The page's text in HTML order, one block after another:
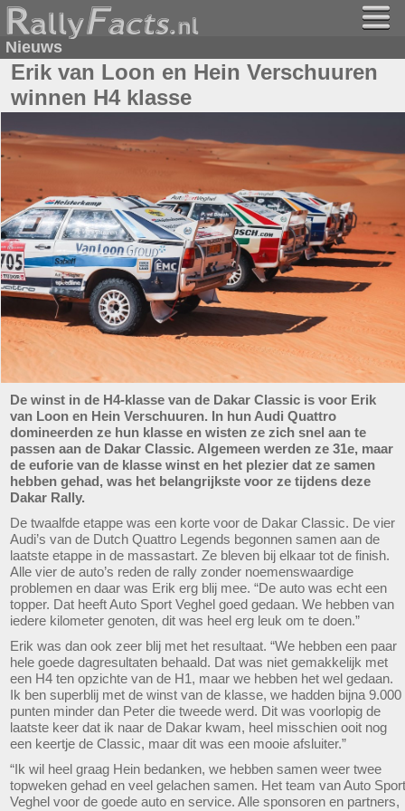
Nieuws
Erik van Loon en Hein Verschuuren
winnen H4 klasse
De winst in de H4-klasse van de Dakar Classic is voor Erik
van Loon en Hein Verschuuren. In hun Audi Quattro
domineerden ze hun klasse en wisten ze zich snel aan te
passen aan de Dakar Classic. Algemeen werden ze 31e, maar
de euforie van de klasse winst en het plezier dat ze samen
hebben gehad, was het belangrijkste voor ze tijdens deze
Dakar Rally.
De twaalfde etappe was een korte voor de Dakar Classic. De vier
Audi’s van de Dutch Quattro Legends begonnen samen aan de
laatste etappe in de massastart. Ze bleven bij elkaar tot de finish.
Alle vier de auto’s reden de rally zonder noemenswaardige
problemen en daar was Erik erg blij mee. “De auto was echt een
topper. Dat heeft Auto Sport Veghel goed gedaan. We hebben van
iedere kilometer genoten, dit was heel erg leuk om te doen.”
Erik was dan ook zeer blij met het resultaat. “We hebben een paar
hele goede dagresultaten behaald. Dat was niet gemakkelijk met
een H4 ten opzichte van de H1, maar we hebben het wel gedaan.
Ik ben superblij met de winst van de klasse, we hadden bijna 9.000
punten minder dan Peter die tweede werd. Dit was voorlopig de
laatste keer dat ik naar de Dakar kwam, heel misschien ooit nog
een keertje de Classic, maar dit was een mooie afsluiter.”
“Ik wil heel graag Hein bedanken, we hebben samen weer twee
topweken gehad en veel gelachen samen. Het team van Auto Sport
Veghel voor de goede auto en service. Alle sponsoren en partners,